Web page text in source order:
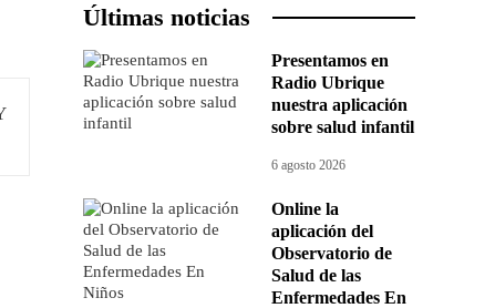
Últimas noticias
Presentamos en
Radio Ubrique
nuestra aplicación
sobre salud infantil
6 agosto 2026
Online la
aplicación del
Observatorio de
Salud de las
Enfermedades En